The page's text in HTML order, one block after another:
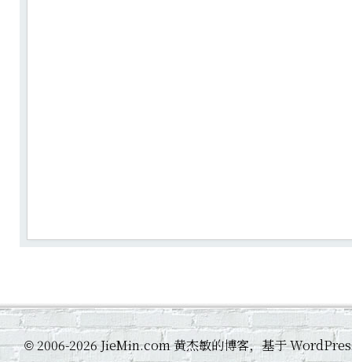
©2006-2026 JieMin.com 黄杰敏的博客，基于